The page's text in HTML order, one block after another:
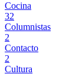
Cocina
32
Columnistas
2
Contacto
2
Cultura